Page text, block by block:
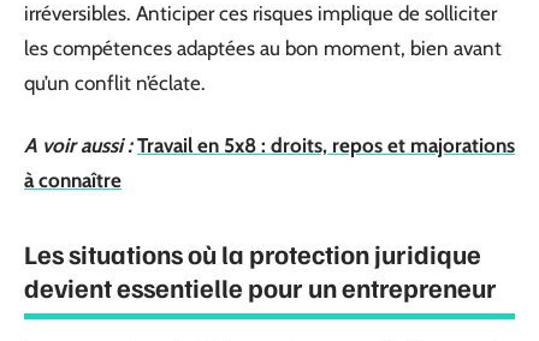
irréversibles. Anticiper ces risques implique de solliciter
les compétences adaptées au bon moment, bien avant
qu’un conflit n’éclate.
A voir aussi : Travail en 5x8 : droits, repos et majorations
à connaître
Les situations où la protection juridique
devient essentielle pour un entrepreneur